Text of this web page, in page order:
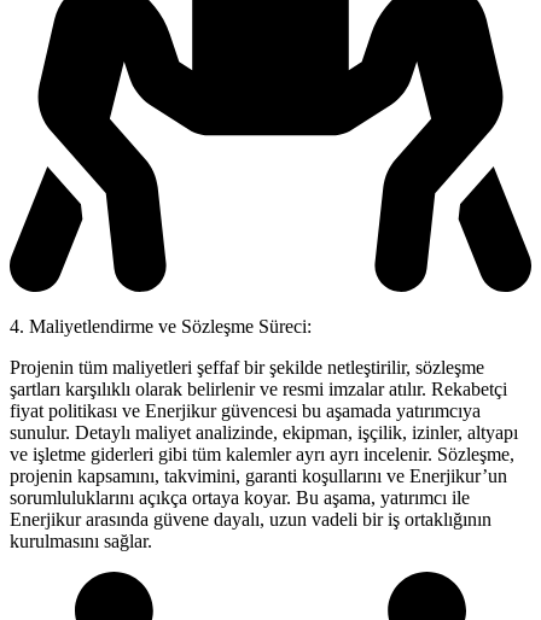
4. Maliyetlendirme ve Sözleşme Süreci:
Projenin tüm maliyetleri şeffaf bir şekilde netleştirilir, sözleşme
şartları karşılıklı olarak belirlenir ve resmi imzalar atılır. Rekabetçi
fiyat politikası ve Enerjikur güvencesi bu aşamada yatırımcıya
sunulur. Detaylı maliyet analizinde, ekipman, işçilik, izinler, altyapı
ve işletme giderleri gibi tüm kalemler ayrı ayrı incelenir. Sözleşme,
projenin kapsamını, takvimini, garanti koşullarını ve Enerjikur’un
sorumluluklarını açıkça ortaya koyar. Bu aşama, yatırımcı ile
Enerjikur arasında güvene dayalı, uzun vadeli bir iş ortaklığının
kurulmasını sağlar.